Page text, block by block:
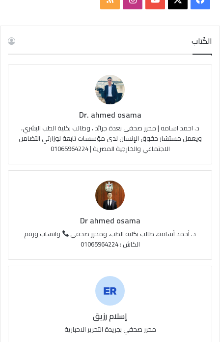
س
ب
u
e
ت
ا
م
ص
ا
ل
م
و
R
S
S
الكُتاب
Dr. ahmed osama
د. احمد اسامه | محرر صحفي بعدة جرائد ، وطالب بكلية الطب البشري،
ويعمل مستشار حقوق الإنسان لدى مؤسسات تابعة لوزارتي التضامن
الاجتماعي والخارجية المصرية | 01065964224
Dr ahmed osama
د. أحمد أسامة، طالب بكلية الطب، ومحرر صحفي
واتساب ورقم
الكاش : 01065964224
إسلام رزيق
محرر صحفي بجريدة التحرير الاخبارية